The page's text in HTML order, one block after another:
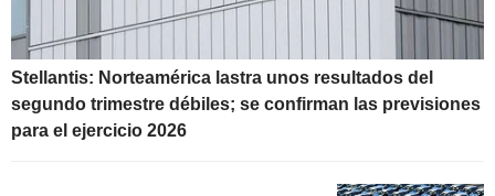
Stellantis: Norteamérica lastra unos resultados del
segundo trimestre débiles; se confirman las previsiones
para el ejercicio 2026